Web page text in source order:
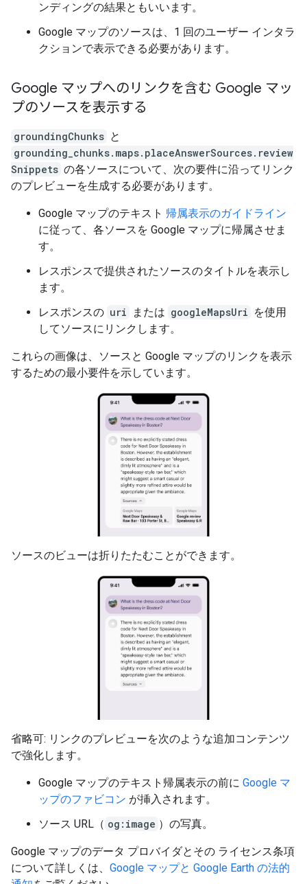
ンディングの結果ともいいます。
Google マップのソースは、1 回のユーザー インタラ
クションで表示できる必要があります。
Google マップへのリンクを含む Google マッ
プのソースを表示する
groundingChunks と
grounding_chunks.maps.placeAnswerSources.review
Snippets の各ソースについて、次の要件に沿ってリンク
のプレビューを生成する必要があります。
Google マップのテキスト 帰属表示のガイドライン
に従って、各ソースを Google マップに帰属させま
す。
レスポンスで提供されたソースのタイトルを表示し
ます。
レスポンスの uri または googleMapsUri を使用
してソースにリンクします。
これらの画像は、ソースと Google マップのリンクを表示
するための最小要件を示しています。
ソースのビューは折りたたむことができます。
省略可: リンクのプレビューを次のような追加コンテンツ
で強化します。
Google マップのテキスト帰属表示の前に Google マ
ップのファビコン が挿入されます。
ソース URL（ og:image ）の写真。
Google マップのデータ プロバイダとその ライセンス条項
について詳しくは、 Google マップと Google Earth の法的